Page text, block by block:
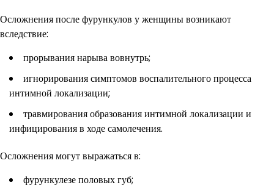
Осложнения после фурункулов у женщины возникают
вследствие:
прорывания нарыва вовнутрь;
игнорирования симптомов воспалительного процесса
интимной локализации;
травмирования образования интимной локализации и
инфицирования в ходе самолечения.
Осложнения могут выражаться в:
фурункулезе половых губ;